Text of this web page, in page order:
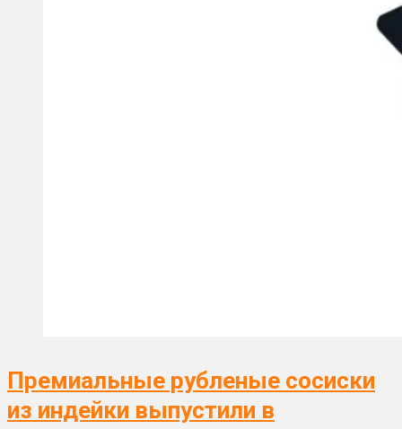
Премиальные рубленые сосиски
из индейки выпустили в